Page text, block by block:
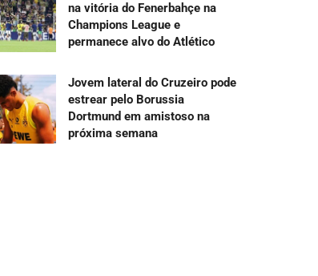
na vitória do Fenerbahçe na
Champions League e
permanece alvo do Atlético
Jovem lateral do Cruzeiro pode
estrear pelo Borussia
Dortmund em amistoso na
próxima semana